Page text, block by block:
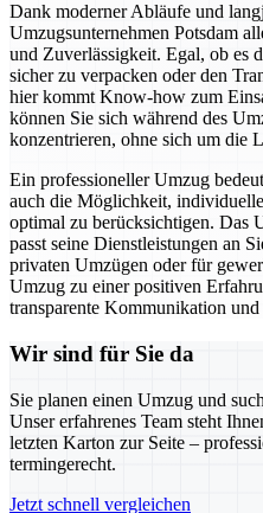
Dank moderner Abläufe und
Umzugsunternehmen Potsdam
und Zuverlässigkeit. Egal, ob es
sicher zu verpacken oder den
hier kommt Know-how zum
können Sie sich während des
konzentrieren, ohne sich um die
Ein professioneller Umzug
auch die Möglichkeit,
optimal zu berücksichtigen. Das
passt seine Dienstleistungen an
privaten Umzügen oder für
Umzug zu einer positiven
transparente Kommunikation
Wir sind für Sie da
Sie planen einen Umzug und
Unser erfahrenes Team steht
letzten Karton zur Seite –
termingerecht.
Jetzt schnell vergleichen